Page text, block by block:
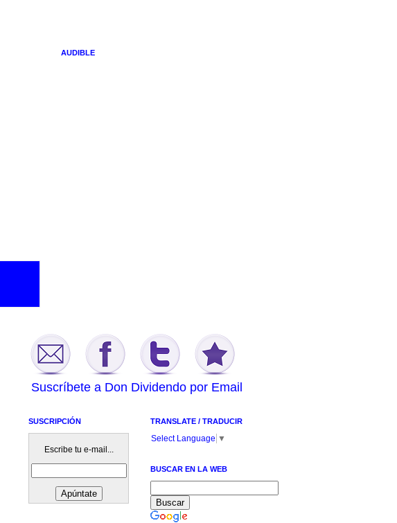
AUDIBLE
Suscríbete a Don Dividendo por Email
SUSCRIPCIÓN
Escribe tu e-mail...
TRANSLATE / TRADUCIR
Select Language ▼
BUSCAR EN LA WEB